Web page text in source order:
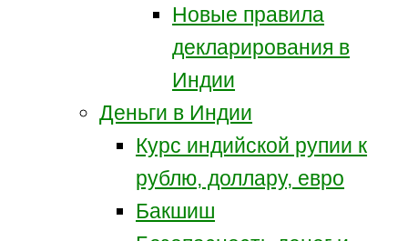
Новые правила
декларирования в
Индии
Деньги в Индии
Курс индийской рупии к
рублю, доллару, евро
Бакшиш